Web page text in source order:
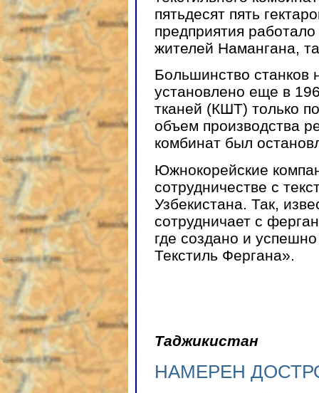
пятьдесят пять
предприятия
жителей Намангана,
Большинство станков
установлено еще в
тканей (КШТ) только
объем производства
комбинат был
Южнокорейские
сотрудничестве с
Узбекистана. Так,
сотрудничает с
где создано и
Текстиль Фергана».
Таджикистан
НАМЕРЕН